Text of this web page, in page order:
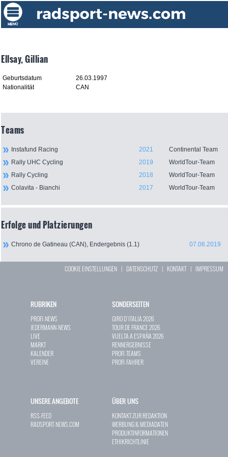
Ellsay, Gillian
Geburtsdatum
26.03.1997
Nationalität
CAN
Teams
Instafund Racing 2021
Continental Team
Rally UHC Cycling
2019
WorldTour-Team
Rally Cycling
2018
WorldTour-Team
Colavita - Bianchi
2017 WorldTour-Team
Erfolge und Platzierungen
Chrono de Gatineau (CAN), Endergebnis (1.1) 07.06.2019
COOKIE EINSTELLUNGEN | DATENSCHUTZ | KONTAKT| IMPRESSUM
RUBRIKEN
PROFI-NEWS
JEDERMANN-NEWS
LIVE
MARKT
KALENDER
VEREINE
SONDERSEITEN
GIRO D`ITALIA 2026
TOUR DE FRANCE 2026
VUELTA A ESPAÑA 2026
RENNERGEBNISSE
PROFI-TEAMS
PROFI-FAHRER
UNSERE ANGEBOTE
RSS-FEED
RADSPORT-NEWS.COM
ÜBER UNS
KONTAKT ZUR REDAKTION
WERBUNG & MEDIADATEN
PRODUKTINFORMATIONEN
ETHIKRICHTLINIE